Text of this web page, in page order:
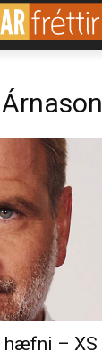
hæfni – XS